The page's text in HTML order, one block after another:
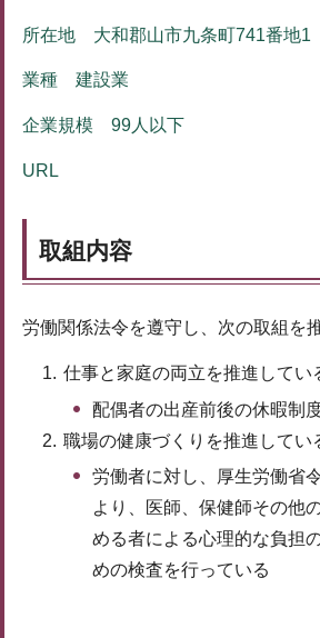
所在地 大和郡山市九条町741番地1
業種 建設業
企業規模 99人以下
URL
取組内容
労働関係法令を遵守し、次の取組を
仕事と家庭の両立を推進してい
配偶者の出産前後の休暇制
職場の健康づくりを推進してい
労働者に対し、厚生労働省
より、医師、保健師その他
める者による心理的な負担
めの検査を行っている